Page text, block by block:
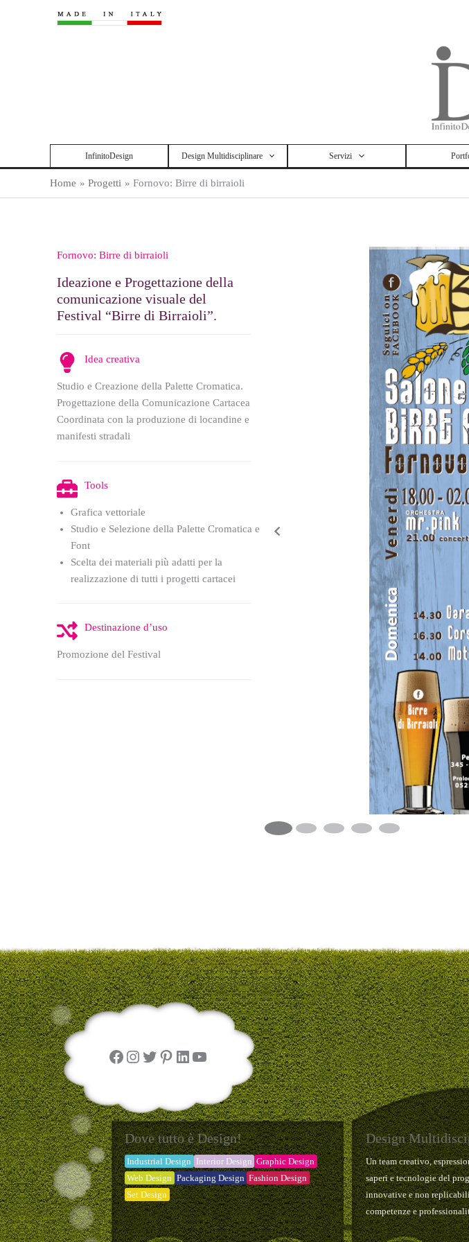
InfinitoDesign Design Multidisciplinare Servizi
Home Progetti Fornovo: Birre di birraioli
Fornovo: Birre di birraioli
Ideazione e Progettazione della
comunicazione visuale del
Festival “Birre di Birraioli”.
Idea creativa
Studio e Creazione della Palette Cromatica.
Progettazione della Comunicazione Cartacea
Coordinata con la produzione di locandine e
manifesti stradali
Tools
Grafica vettoriale
Studio e Selezione della Palette Cromatica e
Font
Scelta dei materiali più adatti per la
realizzazione di tutti i progetti cartacei
Destinazione d’uso
Promozione del Festival
Dove tutto è Design!
Industrial Design Interior Design Graphic Design
Web Design Packaging Design Fashion Design
Set Design
Design
Un team creativo,
saperi e tecnologie del
innovative e non
competenze e
Facebook
Instagram
Twitter
Pinterest
LinkedIn
YouTube